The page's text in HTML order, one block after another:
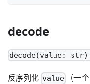
decode
decode(value:
反序列化 value
（一